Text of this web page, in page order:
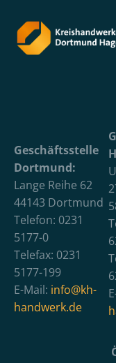
Geschäftsstelle
Dortmund:
Lange Reihe 62
44143 Dortmund
Telefon: 0231
5177-0
Telefax: 0231
5177-199
E-Mail: info@kh-
handwerk.de